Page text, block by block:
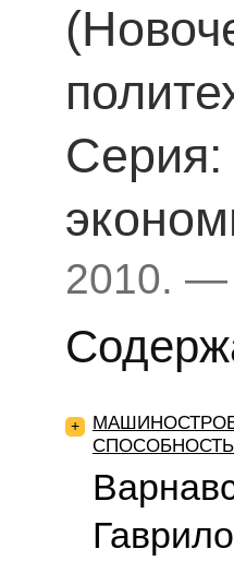
2010. —
+
СПОСОБНОСТЬ